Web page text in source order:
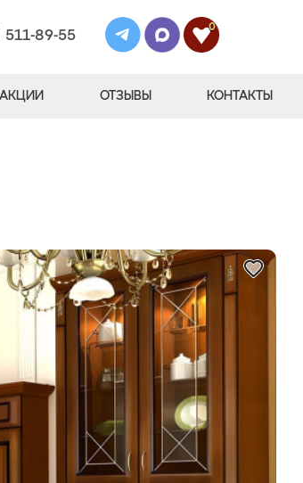
89-55
0
АКЦИИ ОТЗЫВЫ КОНТАКТЫ